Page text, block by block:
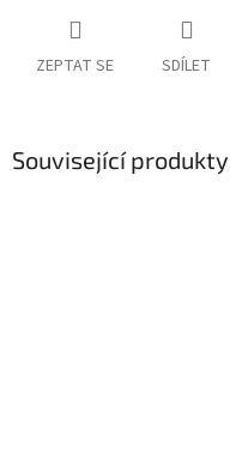
ZEPTAT SE SDÍLET
Související produkty